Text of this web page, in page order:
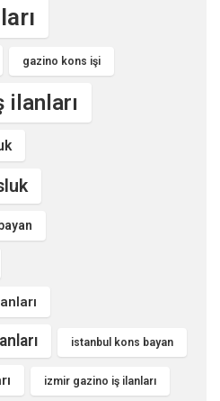
gazino kons işi
ilanları
istanbul kons bayan
izmir gazino iş ilanları